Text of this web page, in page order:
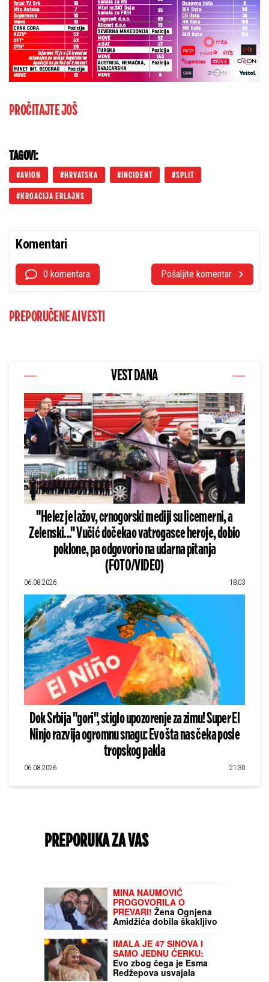
PROČITAJTE JOŠ
TAGOVI:
AVION HRVATSKA INCIDENT SPLIT
KROACIJA ERLAJNS
Komentari
0 komentara Pošaljite komentar
PREPORUČENE AI VESTI
VEST DANA
"Helez je lažov, crnogorski mediji su licemerni, a
Zelenski..." Vučić dočekao vatrogasce heroje, dobio
poklone, pa odgovorio na udarna pitanja
(FOTO/VIDEO)
06.08.2026 18:03
Dok Srbija "gori", stiglo upozorenje za zimu! Super El
Ninjo razvija ogromnu snagu: Evo šta nas čeka posle
tropskog pakla
06.08.2026 21:30
PREPORUKA ZA VAS